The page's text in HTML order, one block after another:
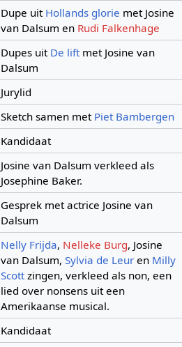
Dupe uit Hollands glorie met Josine
van Dalsum en Rudi Falkenhage
Dupes uit De liftmet Josine van
Dalsum
Jurylid
Sketch samen met Piet Bambergen
Kandidaat
Josine van Dalsum verkleed als
Josephine Baker.
Gesprek met actrice Josine van
Dalsum
Nelly Frijda, Nelleke Burg, Josine
van Dalsum, Sylvia de Leuren Milly
Scottzingen, verkleed als non, een
lied over nonsens uit een
Amerikaanse musical.
Kandidaat